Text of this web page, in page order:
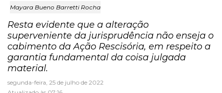
Mayara Bueno Barretti Rocha
Resta evidente que a alteração
superveniente da jurisprudência não enseja o
cabimento da Ação Rescisória, em respeito a
garantia fundamental da coisa julgada
material.
segunda-feira, 25 de julho de 2022